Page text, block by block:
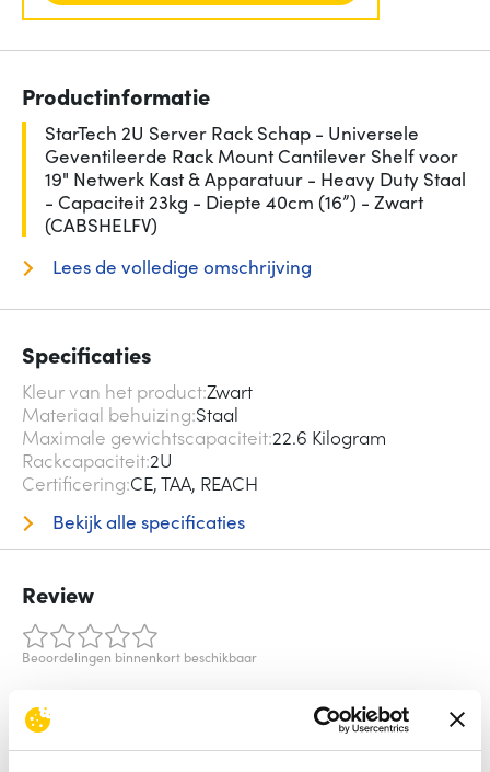
Productinformatie
StarTech 2U Server Rack Schap - Universele
Geventileerde Rack Mount Cantilever Shelf voor
19" Netwerk Kast & Apparatuur - Heavy Duty Staal
- Capaciteit 23kg - Diepte 40cm (16”) - Zwart
(CABSHELFV)
Lees de volledige omschrijving
Specificaties
Kleur van het productZwart
Materiaal behuizing Staal
Maximale gewichtscapaciteit 22.6 Kilogram
Rackcapaciteit 2U
Certificering CE, TAA, REACH
Bekijk alle specificaties
Review
Beoordelingen binnenkort beschikbaar
Deel je ervaring met het product door het schrijven van een
review.